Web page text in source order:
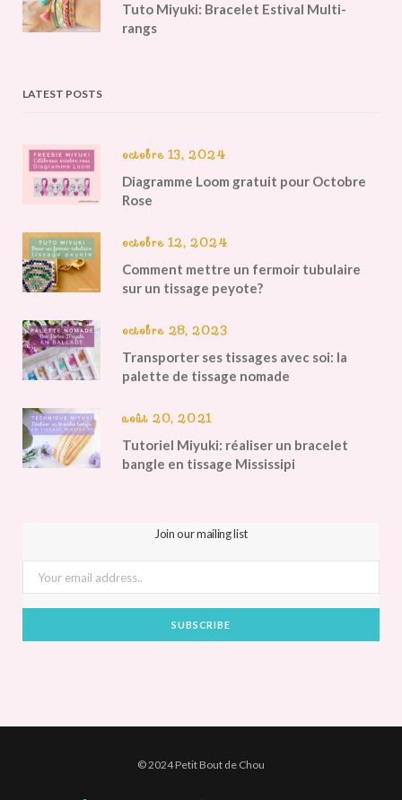
Tuto Miyuki: Bracelet Estival Multi-
rangs
LATEST POSTS
octobre 13, 2024
Diagramme Loom gratuit pour Octobre
Rose
octobre 12, 2024
Comment mettre un fermoir tubulaire
sur un tissage peyote?
octobre 28, 2023
Transporter ses tissages avec soi: la
palette de tissage nomade
août 20, 2021
Tutoriel Miyuki: réaliser un bracelet
bangle en tissage Mississipi
Join our mailing list
© 2024 Petit Bout de Chou